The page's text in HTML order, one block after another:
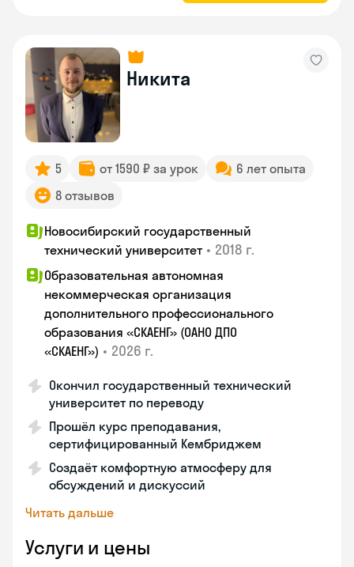
Никита
5 от 1590 ₽ за урок
6 лет опыта
8 отзывов
Новосибирский государственный
технический университет • 2018 г.
Образовательная автономная
некоммерческая организация
дополнительного профессионального
образования «СКАЕНГ» (ОАНО ДПО
«СКАЕНГ») • 2026 г.
Окончил государственный технический
университет по переводу
Прошёл курс преподавания,
сертифицированный Кембриджем
Создаёт комфортную атмосферу для
обсуждений и дискуссий
Читать дальше
Услуги и цены